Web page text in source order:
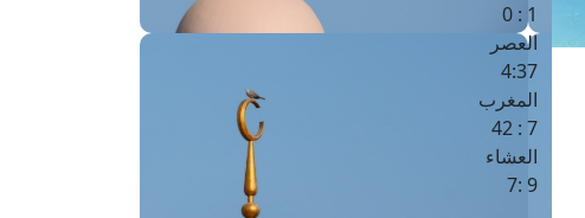
1 : 0
العصر
4:37
المغرب
7 : 42
العشاء
9 :7